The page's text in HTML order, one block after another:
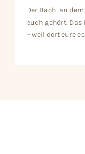
Der Bach, an
euch gehört.
– weil dort eure